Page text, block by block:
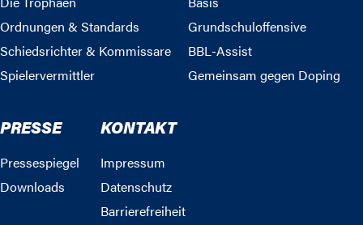
Ordnungen & Standards
Schiedsrichter & Kommissare
Spielervermittler
Grundschuloffensive
BBL-Assist
Gemeinsam gegen Doping
PRESSE
Pressespiegel
Downloads
KONTAKT
Impressum
Datenschutz
Barrierefreiheit